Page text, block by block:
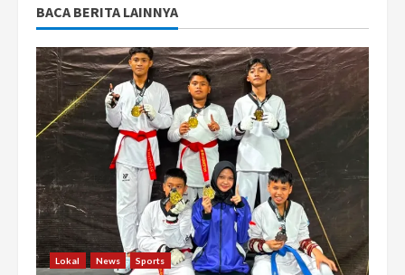
BACA BERITA LAINNYA
Lokal News Sports